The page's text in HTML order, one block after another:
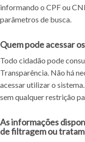
informando o CPFou
parâmetros de busca.
Quem pode acessar
Todo cidadão pode
Transparência. Não há
acessar utilizar o
sem qualquer restrição
As informações
de filtragem ou